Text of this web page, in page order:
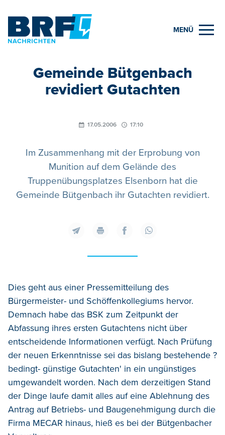
MENÜ
Gemeinde Bütgenbach
revidiert Gutachten
17.05.2006 17:10
Im Zusammenhang mit der Erprobung von
Munition auf dem Gelände des
Truppenübungsplatzes Elsenborn hat die
Gemeinde Bütgenbach ihr Gutachten revidiert.
Dies geht aus einer Pressemitteilung des
Bürgermeister- und Schöffenkollegiums hervor.
Demnach habe das BSK zum Zeitpunkt der
Abfassung ihres ersten Gutachtens nicht über
entscheidende Informationen verfügt. Nach Prüfung
der neuen Erkenntnisse sei das bislang bestehende ?
bedingt- günstige Gutachten' in ein ungünstiges
umgewandelt worden. Nach dem derzeitigen Stand
der Dinge laufe damit alles auf eine Ablehnung des
Antrag auf Betriebs- und Baugenehmigung durch die
Firma MECAR hinaus, hieß es bei der Bütgenbacher